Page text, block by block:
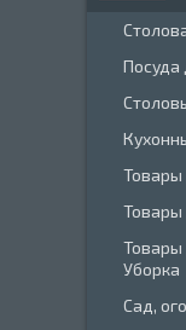
Посуда
Товары
Товары
Уборка
Сад,